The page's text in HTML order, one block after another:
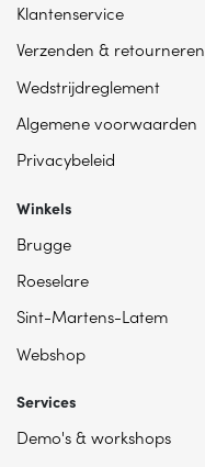
Klantenservice
Verzenden & retourneren
Wedstrijdreglement
Algemene voorwaarden
Privacybeleid
Winkels
Brugge
Roeselare
Sint-Martens-Latem
Webshop
Services
Demo's & workshops